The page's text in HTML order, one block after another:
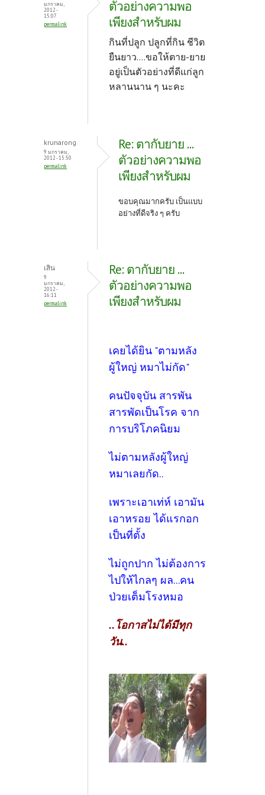
มกราคม,
2012 -
15:07
permalink
ตัวอย่างความพอ
เพียงสำหรับผม
กินที่ปลูก ปลูกที่กิน ชีวิต
ยืนยาว....ขอให้ตาย-ยาย
อยู่เป็นตัวอย่างที่ดีแก่ลูก
หลานนาน ๆ นะคะ
krunarong
9 มกราคม,
2012 - 15:50
permalink
Re: ตากับยาย ...
ตัวอย่างความพอ
เพียงสำหรับผม
ขอบคุณมากครับ เป็นแบบ
อย่างที่ดีจริง ๆ ครับ
เสิน
9
มกราคม,
2012 -
16:11
permalink
Re: ตากับยาย ...
ตัวอย่างความพอ
เพียงสำหรับผม
เคยได้ยิน "ตามหลัง
ผู้ใหญ่ หมาไม่กัด"
คนปัจจุบัน สารพัน
สารพัดเป็นโรค จาก
การบริโภคนิยม
ไม่ตามหลังผู้ใหญ่
หมาเลยกัด..
เพราะเอาเท่ห์ เอามัน
เอาหรอย ได้แรกอก
เป็นที่ตั้ง
ไม่ถูกปาก ไม่ต้องการ
ไปให้ไกลๆ ผล...คน
ป่วยเต็มโรงหมอ
..โอกาสไม่ได้มีทุก
วัน..